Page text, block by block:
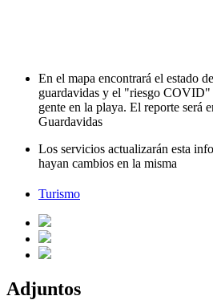
En el mapa encontrará el estado
guardavidas y el "riesgo COVID"
gente en la playa. El reporte será
Guardavidas
Los servicios actualizarán esta
hayan cambios en la misma
Turismo
Adjuntos